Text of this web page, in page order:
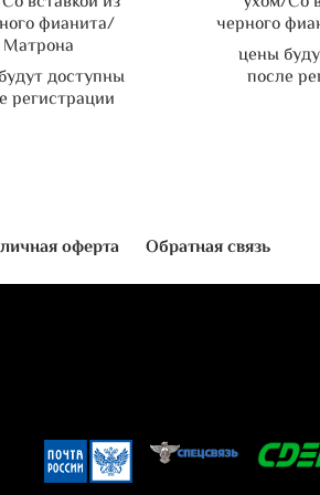
фианита/
Матрона
доступны
регистрации
черного
цены
после
оферта Обратная связь